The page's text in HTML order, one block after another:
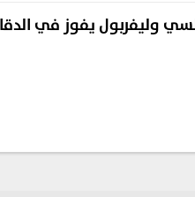
وليفربول يفوز في